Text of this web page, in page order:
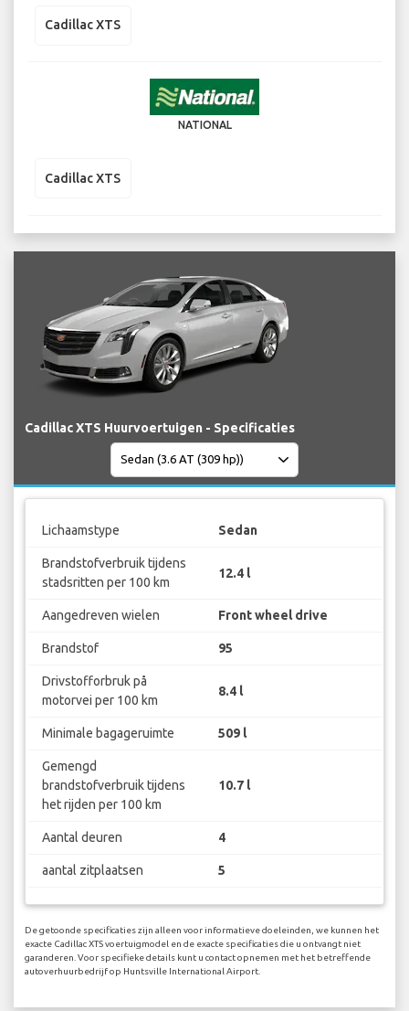
Cadillac XTS
NATIONAL
Cadillac XTS
Cadillac XTS Huurvoertuigen - Specificaties
Lichaamstype Sedan
Brandstofverbruik tijdens
stadsritten per 100 km
12.4 l
Aangedreven wielen Front wheel drive
Brandstof 95
Drivstofforbruk på
motorvei per 100 km
8.4 l
Minimale bagageruimte 509 l
Gemengd
brandstofverbruik tijdens
het rijden per 100 km
10.7 l
Aantal deuren 4
aantal zitplaatsen 5
De getoonde specificaties zijn alleen voor informatieve doeleinden, we kunnen het
exacte Cadillac XTS voertuigmodel en de exacte specificaties die u ontvangt niet
garanderen. Voor specifieke details kunt u contact opnemen met het betreffende
autoverhuurbedrijf op Huntsville International Airport.